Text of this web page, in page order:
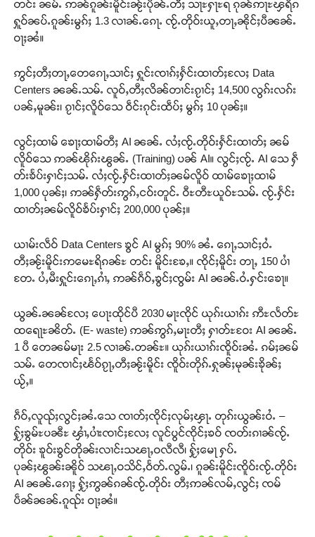
တင်း ၼမ်ႉ ဢၼ်ၵူၼ်းမိူင်းၼႂ်းပိုၼ်ႉတီႈ သႃႊႁႃႊရ ၵုၼ်ဢႃႊၾရိၵ
ႁူဝ်ၼပ်ႉၵူၼ်းမွၵ်ႈ 1.3 လၢၼ်ႉၵေႃႉ ၸႂ်ႉတိုဝ်းယူႇတႃႇၼိုင်ႈပီၼၼ်ႉ
ဝႃႈၼႆ။
ဢွင်ႈတီႈတႃႇတေၵေႃႇသၢင်ႈ ႁူင်းၸၢၵ်ႈႁႅင်းထၢတ်ႈလႄႈ Data
Centers ၼၼ်ႉသမ်ႉ လူဝ်ႇတီႈလိၼ်တၢင်းၵႂၢင်ႈ 14,500 လွၵ်းလၵ်း
ပၼ်ႇမူၼ်း၊ ၵႂၢင်ႈလိူဝ်သေ ဝဵင်းၵုင်းထဵပ်ႈ မွၵ်ႈ 10 ပုၼ်ႈ။
လွင်ႈထၢမ် ၶေႃႈထၢမ်တီႈ AI ၼၼ်ႉ လႆႈၸႂ်ႉတိုဝ်းႁႅင်းထၢတ်ႈ ၼမ်
လိူဝ်သေ ဢၼ်ၽိုၵ်းၽွၼ်ႉ (Training) ပၼ် AI။ လွင်ႈၸႂ်ႉ AI သေ ႁဵ
တ်းၶႅပ်းႁၢင်ႈသမ်ႉ လႆႈၸႂ်ႉႁႅင်းထၢတ်ႈၼမ်လိူဝ် ထၢမ်ၶေႃႈထၢမ်
1,000 ပုၼ်ႈ၊ ဢၼ်ႁဵတ်းဢွၵ်ႇငဝ်းတူင်ႉ ဝီႊတီႊယူဝ်ႊသမ်ႉ ၸႂ်ႉႁႅင်း
ထၢတ်ႈၼမ်လိူဝ်ၶႅပ်းႁၢင်ႈ 200,000 ပုၼ်ႈ။
ယၢမ်းလဵဝ် Data Centers ၶွင် AI မွၵ်ႈ 90% ၼႆႉ ၵေႃႇသၢင်ႈဝႆႉ
တီႈၼႂ်းမိူင်းဢမေႊရိၵၼ်ႊ တင်း မိူင်းၶႄႇ။ ၸိုင်ႈမိူင်း တႃႇ 150 ပၢႆ
တႄႉ ပႆႇမီးႁူင်းၵေႃႇၵၢႆႇ ဢၼ်ၵဵဝ်ႇၶွင်ႈၸွမ်း AI ၼၼ်ႉဝႆႉႁင်းၶေႃ။
ယွၼ်ႉၼၼ်လႄႈ ပေႃးထိုင်ပီ 2030 မႃးၸိုင် ယုၵ်းယၢၵ်း ဢီႊလႅတ်ႊ
ထရေႃႊၼိတ်ႉ (E- waste) ဢၼ်ဢွၵ်ႇမႃးတီႈ ႁၢတ်ႊဝႄး AI ၼၼ်ႉ
1 ပီ တေၼမ်မႃး 2.5 လၢၼ်ႉတၼ်ႊ။ ယုၵ်းယၢၵ်းၸိူဝ်းၼႆႉ ၵမ်ႈၼမ်
သမ်ႉ တေၸၢင်ႈၽႅဝ်ၵႂႃႇတီႈၼႂ်းမိူင်း ၸိူဝ်းတိုၵ်ႉႁုၼ်ႈမုၼ်းၶိုၼ်ႈ
ယႂ်ႇ။
ၵဵဝ်ႇလူၺ်ႈလွင်ႈၼႆႉသေ ၸၢတ်ႈၸိုင်ႈလုမ်ႈၾႃႉ တုၵ်းယွၼ်းဝႆႉ –
ႁႂ်ႈၶွမ်ႊပၼီႊ ၾၢႆႇပၢႆးၸၢင်ႈလႄႈ လူင်ပွင်ၸိုင်ႈၶဝ် ၸတ်းၵၢၼ်ၸႂ်ႉ
တိုဝ်း ၶူဝ်းၶွင်တိုၼ်းလၢင်းသၽႃႇဝလီလီ၊ ႁႂ်ႈမေႃ ႁပ်ႉ
ပုၼ်ႈၽွၼ်းၼိူဝ် သၽႃႇဝသိင်ႇဝႅတ်ႉလွမ်ႉ၊ ၵူၼ်းမိူင်းၸိူဝ်းၸႂ်ႉတိုဝ်း
AI ၼၼ်ႉၵေႃႈ ႁႂ်ႈဢွၼ်ၵၼ်ၸႂ်ႉတိုဝ်း တီႈဢၼ်လမ်ႇလွင်ႈ ၸမ်
ပဵၼ်ၼၼ်ႉၵူၺ်း ဝႃႈၼႆ။